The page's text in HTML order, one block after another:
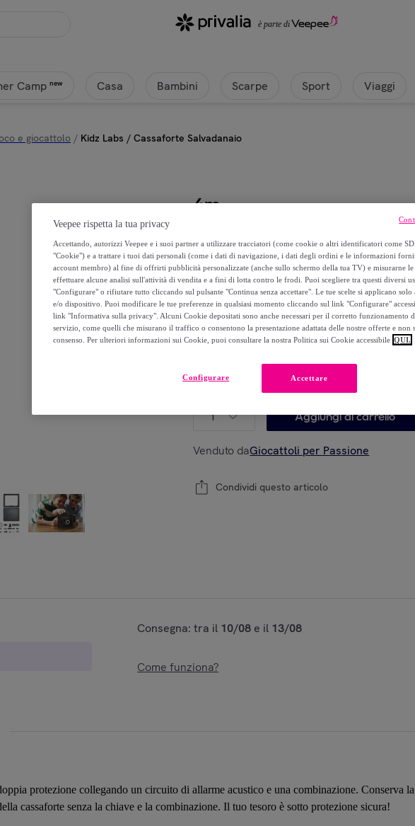
Camp new Casa Bambini Scarpe Sport Viaggi
e giocattolo / Kidz Labs / Cassaforte Salvadanaio
4m
Kidz Labs / Cassaforte
18,90 €
34,99 €
Modello: Kidz Labs / Cassaforte Salvadanaio
1 Aggiungi al carrello
Venduto daGiocattoli per Passione
Condividi questo articolo
Consegna: tra il 10/08 e il 13/08
Come funziona?
protezione collegando un circuito di allarme acustico e una combinazione. Conserva
cassaforte senza la chiave e la combinazione. Il tuo tesoro è sotto protezione sicura!
Veepee rispetta la tua privacy
Accettando, autorizzi Veepee e i suoi partner a utilizzare tracciatori (come cookie o altri identificatori come
"Cookie") e a trattare i tuoi dati personali (come i dati di navigazione, i dati degli ordini e le informazioni
account membro) al fine di offrirti pubblicità personalizzate (anche sullo schermo della tua TV) e misurarne le
effettuare alcune analisi sull'attività di vendita e a fini di lotta contro le frodi. Puoi scegliere tra questi diversi
"Configurare" o rifiutare tutto cliccando sul pulsante "Continua senza accettare". Le tue scelte si applicano solo
e/o dispositivo. Puoi modificare le tue preferenze in qualsiasi momento cliccando sul link "Configurare"
link "Informativa sulla privacy". Alcuni Cookie depositati sono anche necessari per il corretto funzionamento
servizio, come quelli che misurano il traffico o consentono la presentazione adattata delle nostre offerte e non
consenso. Per ulteriori informazioni sui Cookie, puoi consultare la nostra Politica sui Cookie accessibile QUI.
Accettare
Configurare